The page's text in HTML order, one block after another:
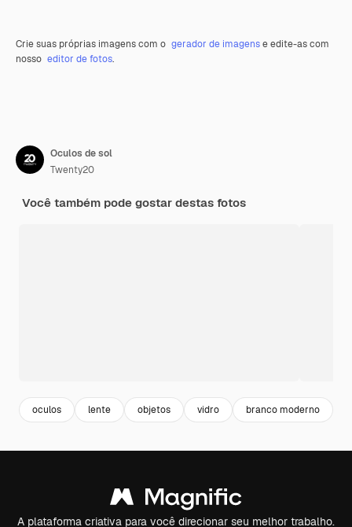
Crie suas próprias imagens com o gerador de imagense edite-as com
nosso editor de fotos.
Oculos de sol
Twenty20
Você também pode gostar destas fotos
oculos lente objetos vidro branco moderno
A plataforma criativa para você direcionar seu melhor trabalho.